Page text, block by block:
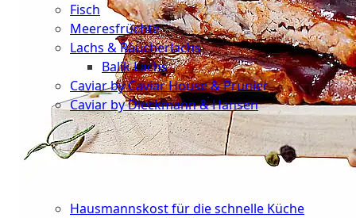
Fisch
Meeresfrüchte
Lachs & Räucherlachs
Balik Lachs
Caviar by Caviar House & Prunier
Caviar by Dieckmann & Hansen
Probierpakete
Hausmannskost für die schnelle Küche